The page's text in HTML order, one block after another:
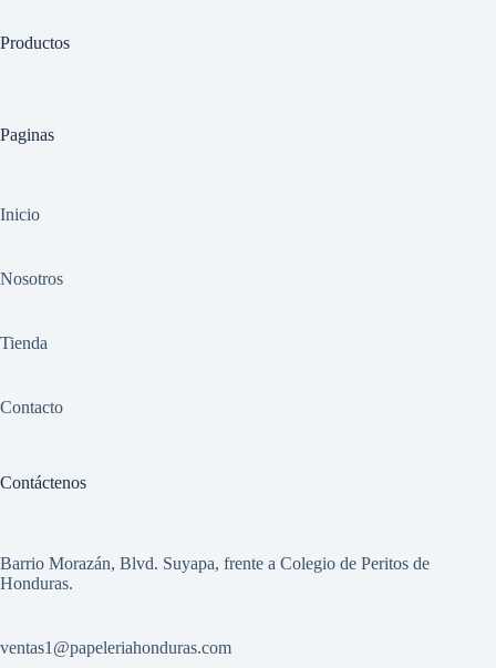
Productos
Paginas
Inicio
Nosotros
Tienda
Contacto
Contáctenos
Barrio Morazán, Blvd. Suyapa, frente a Colegio de Peritos de
Honduras.
ventas1 @papeleriahonduras.com